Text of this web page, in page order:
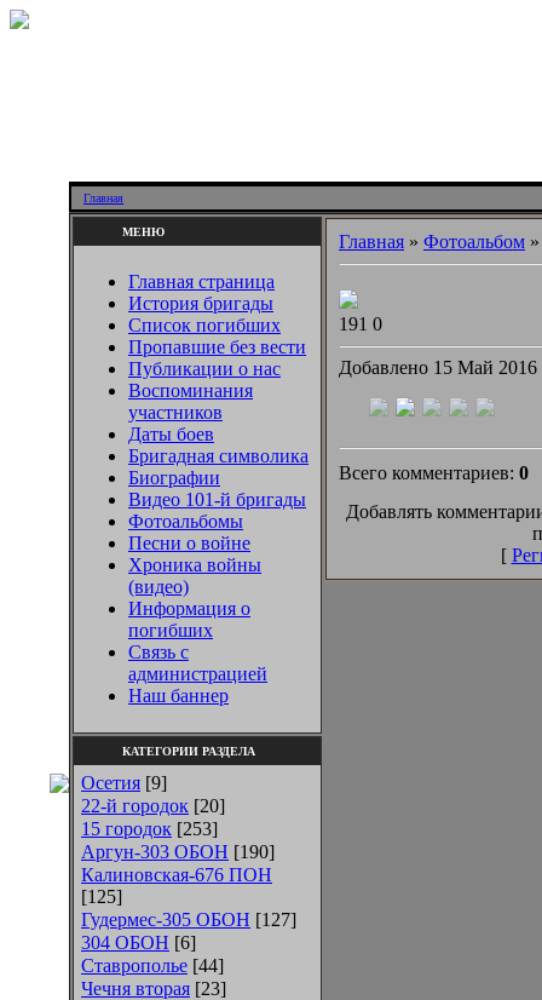
Главная
МЕНЮ
Главная страница
История бригады
Список погибших
Пропавшие без вести
Публикации о нас
Воспоминания
участников
Даты боев
Бригадная символика
Биографии
Видео 101-й бригады
Фотоальбомы
Песни о войне
Хроника войны
(видео)
Информация о
погибших
Связь с
администрацией
Наш баннер
КАТЕГОРИИ РАЗДЕЛА
Осетия [9]
22-й городок [20]
15 городок [253]
Аргун-303 ОБОН [190]
Калиновская-676 ПОН
[125]
Гудермес-305 ОБОН [127]
304 ОБОН [6]
Ставрополье [44]
Чечня вторая [23]
Главная » Фотоальбом
191 0
Добавлено 15 Май 2016
Всего комментариев: 0
Добавлять
[